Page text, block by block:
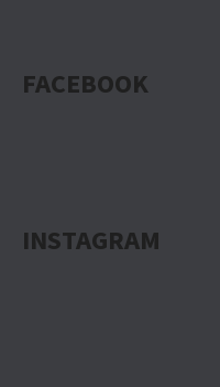
FACEBOOK
INSTAGRAM